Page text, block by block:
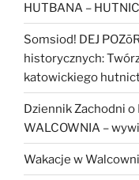
HUTBANA –
Somsiod! DEJ
historycznych:
katowickiego
Dziennik Zachodni
WALCOWNIA –
Wakacje w